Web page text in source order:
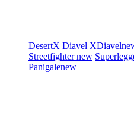
DesertX Diavel XDiavel
Streetfighternew
Panigalenew